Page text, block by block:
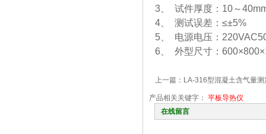
3、 试件厚度：10～
4、 测试误差：≤±5%
5、 电源电压：
6、 外型尺寸：
上一篇： LA-316型混凝土含气量测
产品相关关键字： 平板导热仪
在线留言